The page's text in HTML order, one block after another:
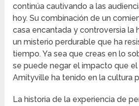
continúa cautivando a las
hoy. Su combinación de un
casa encantada y controversia la
un misterio perdurable que ha
tiempo. Ya sea que creas en lo
se puede negar el impacto que el
Amityville ha tenido en la cultura
La historia de la experiencia de